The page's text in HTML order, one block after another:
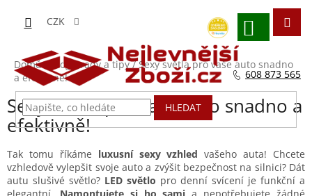
obsah
CZK
HLEDAT
NÁKUPNÍ
KOŠÍK
Domů / Blog - rady a tipy / Sexy světla pro vaše auto snadno
a efektivně!
Sexy světla pro vaše auto snadno a
efektivně!
Tak tomu říkáme luxusní sexy vzhled vašeho auta! Chcete
vzhledově vylepšit svoje auto a zvýšit bezpečnost na silnici? Dát
autu slušivé světlo? LED světlo pro denní svícení je funkční a
608 873 565